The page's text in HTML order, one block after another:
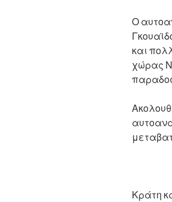
Ο
και
χώρας
Κράτη